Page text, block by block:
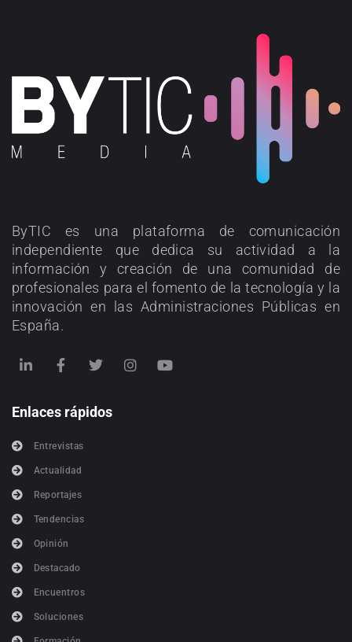
ByTIC es una plataforma de comunicación
independiente que dedica su actividad a la
información y creación de una comunidad de
profesionales para el fomento de la tecnología y la
innovación en las Administraciones Públicas en
España.
Enlaces rápidos
Entrevistas
Actualidad
Reportajes
Tendencias
Opinión
Destacado
Encuentros
Soluciones